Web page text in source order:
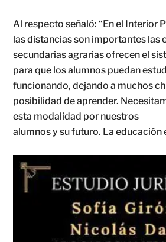
Al respecto señaló: “En el Interior
las distancias son importantes las
secundarias agrarias ofrecen el
para que los alumnos puedan
funcionando, dejando a muchos
posibilidad de aprender.
esta modalidad por nuestros
alumnos y su futuro. La educación